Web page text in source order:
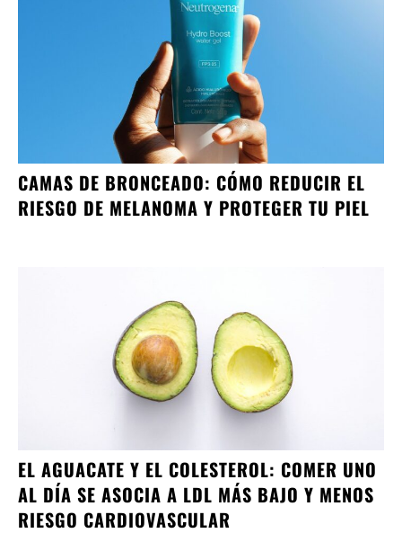
CAMAS DE BRONCEADO: CÓMO REDUCIR EL
RIESGO DE MELANOMA Y PROTEGER TU PIEL
EL AGUACATE Y EL COLESTEROL: COMER UNO
AL DÍA SE ASOCIA A LDL MÁS BAJO Y MENOS
RIESGO CARDIOVASCULAR